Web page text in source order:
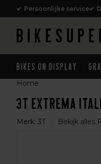
Persoonlijke service
Bikes on Display
Home
3T Extrema
Merk: 3T Bekijk alles